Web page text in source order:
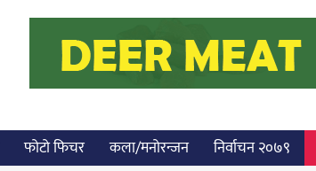
फोटो फिचर कला/मनोरन्जन निर्वाचन २०७९